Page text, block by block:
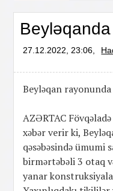
27.12.2022, 23:06,
Beyləqan rayonunda
AZƏRTAC
xəbər verir ki,
qəsəbəsində ümumi
birmərtəbəli 3 otaq
yanar